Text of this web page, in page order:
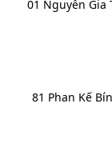
01 Nguyễn Gia
81 Phan Kế